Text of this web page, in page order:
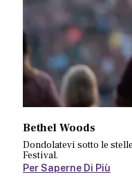
Bethel Woods
Dondolatevi sotto le
Festival.
Per Saperne Di Più